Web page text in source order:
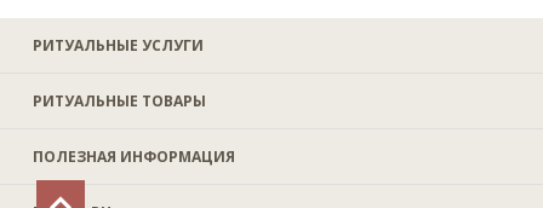
РИТУАЛЬНЫЕ УСЛУГИ
РИТУАЛЬНЫЕ ТОВАРЫ
ПОЛЕЗНАЯ ИНФОРМАЦИЯ